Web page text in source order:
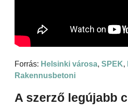
Forrás: Helsinki városa, SPEK,
Rakennusbetoni
A szerző legújabb